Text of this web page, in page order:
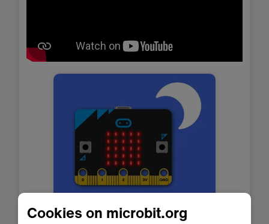
Solas oíche
Cookies on microbit.org